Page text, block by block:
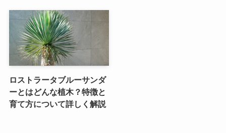
ロストラータブルーサンダ
ーとはどんな植木？特徴と
育て方について詳しく解説